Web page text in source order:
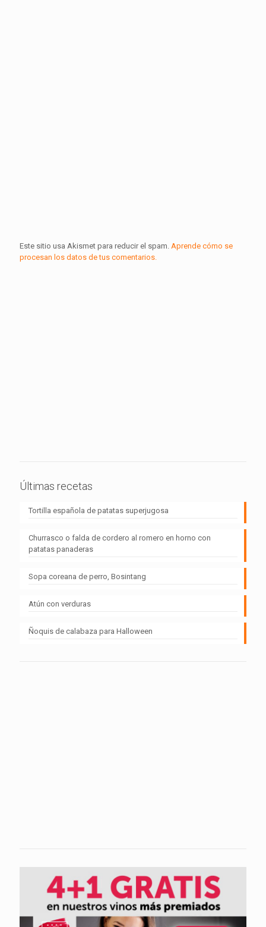
Este sitio usa Akismet para reducir el spam. Aprende cómo se
procesan los datos de tus comentarios.
Últimas recetas
Tortilla española de patatas superjugosa
Churrasco o falda de cordero al romero en horno con
patatas panaderas
Sopa coreana de perro, Bosintang
Atún con verduras
Ñoquis de calabaza para Halloween